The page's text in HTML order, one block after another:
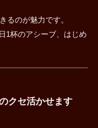
るのが魅力です。
1杯のアシーブ、はじめ
クセ活かせます